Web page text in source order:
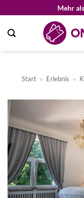
springen
Mehr
Start » Erlebnis »